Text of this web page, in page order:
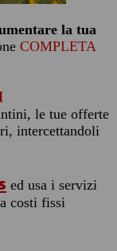
la tua
COMPLETA
le tue offerte
intercettandoli
ed usa i servizi
costi fissi